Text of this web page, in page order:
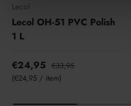
Lecol
Lecol OH-51 PVC Polish
1 L
€24,95 €33,95
Eenheid prijs
€24,95 / item